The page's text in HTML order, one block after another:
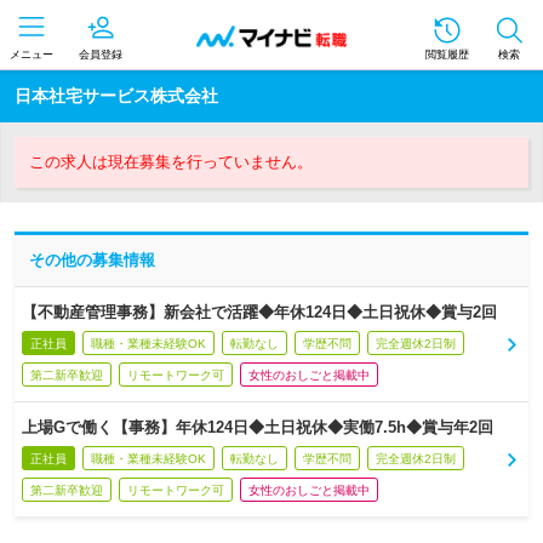
メニュー 会員登録 閲覧履歴 検索
日本社宅サービス株式会社
この求人は現在募集を行っていません。
その他の募集情報
【不動産管理事務】新会社で活躍◆年休124日◆土日祝休◆賞与2回
正社員 職種・業種未経験OK 転勤なし 学歴不問 完全週休2日制
第二新卒歓迎 リモートワーク可 女性のおしごと掲載中
上場Gで働く【事務】年休124日◆土日祝休◆実働7.5h◆賞与年2回
正社員 職種・業種未経験OK 転勤なし 学歴不問 完全週休2日制
第二新卒歓迎 リモートワーク可 女性のおしごと掲載中